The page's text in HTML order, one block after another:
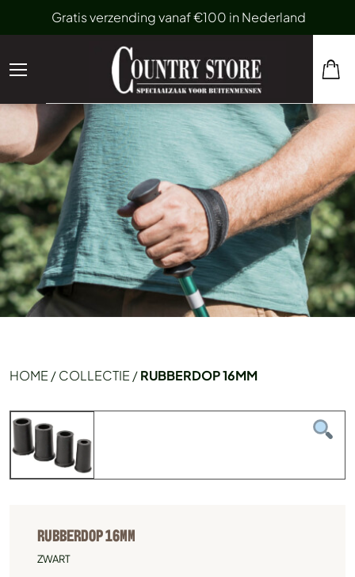
Gratis verzending vanaf €100 in Nederland
HOME /COLLECTIE /RUBBERDOP 16MM
RUBBERDOP 16MM
ZWART